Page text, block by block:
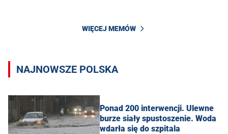
WIĘCEJ MEMÓW
NAJNOWSZE POLSKA
Ponad 200 interwencji. Ulewne
burze siały spustoszenie. Woda
wdarła się do szpitala